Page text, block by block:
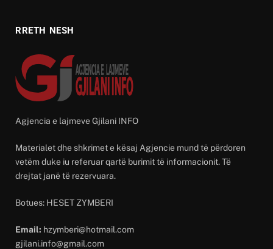
RRETH NESH
Agjencia e lajmeve Gjilani INFO
Materialet dhe shkrimet e kësaj Agjencie mund të përdoren
vetëm duke iu referuar qartë burimit të informacionit. Të
drejtat janë të rezervuara.
Botues: HESET ZYMBERI
Email: hzymberi@hotmail.com
gjilani.info@gmail.com